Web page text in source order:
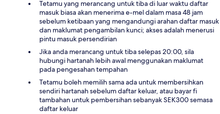
Tetamu yang merancang untuk tiba di luar waktu daftar
masuk biasa akan menerima e-mel dalam masa 48 jam
sebelum ketibaan yang mengandungi arahan daftar masuk
dan maklumat pengambilan kunci; akses adalah menerusi
pintu masuk persendirian
Jika anda merancang untuk tiba selepas 20:00, sila
hubungi hartanah lebih awal menggunakan maklumat
pada pengesahan tempahan
Tetamu boleh memilih sama ada untuk membersihkan
sendiri hartanah sebelum daftar keluar, atau bayar fi
tambahan untuk pembersihan sebanyak SEK300 semasa
daftar keluar